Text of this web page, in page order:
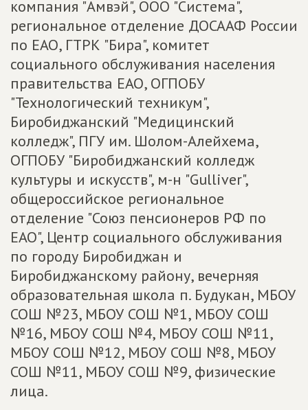
компания "Амвэй", ООО "Система",
региональное отделение ДОСААФ России
по ЕАО, ГТРК "Бира", комитет
социального обслуживания населения
правительства ЕАО, ОГПОБУ
"Технологический техникум",
Биробиджанский "Медицинский
колледж", ПГУ им. Шолом-Алейхема,
ОГПОБУ "Биробиджанский колледж
культуры и искусств", м-н "Gulliver",
общероссийское региональное
отделение "Союз пенсионеров РФ по
ЕАО", Центр социального обслуживания
по городу Биробиджан и
Биробиджанскому району, вечерняя
образовательная школа п. Будукан, МБОУ
СОШ №23, МБОУ СОШ №1, МБОУ СОШ
№16, МБОУ СОШ №4, МБОУ СОШ №11,
МБОУ СОШ №12, МБОУ СОШ №8, МБОУ
СОШ №11, МБОУ СОШ №9, физические
лица.